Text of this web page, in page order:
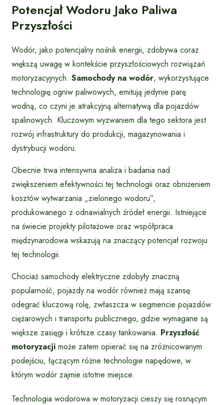
Potencjał Wodoru Jako Paliwa
Przyszłości
Wodór, jako potencjalny nośnik energii, zdobywa coraz
większą uwagę w kontekście przyszłościowych rozwiązań
motoryzacyjnych. Samochody na wodór, wykorzystujące
technologię ogniw paliwowych, emitują jedynie parę
wodną, co czyni je atrakcyjną alternatywą dla pojazdów
spalinowych. Kluczowym wyzwaniem dla tego sektora jest
rozwój infrastruktury do produkcji, magazynowania i
dystrybucji wodoru.
Obecnie trwa intensywna analiza i badania nad
zwiększeniem efektywności tej technologii oraz obniżeniem
kosztów wytwarzania „zielonego wodoru”,
produkowanego z odnawialnych źródeł energii. Istniejące
na świecie projekty pilotażowe oraz współpraca
międzynarodowa wskazują na znaczący potencjał rozwoju
tej technologii.
Chociaż samochody elektryczne zdobyły znaczną
popularność, pojazdy na wodór również mają szansę
odegrać kluczową rolę, zwłaszcza w segmencie pojazdów
ciężarowych i transportu publicznego, gdzie wymagane są
większe zasięgi i krótsze czasy tankowania. Przyszłość
motoryzacji może zatem opierać się na zróżnicowanym
podejściu, łączącym różne technologie napędowe, w
którym wodór zajmie istotne miejsce.
Technologia wodorowa w motoryzacji cieszy się rosnącym